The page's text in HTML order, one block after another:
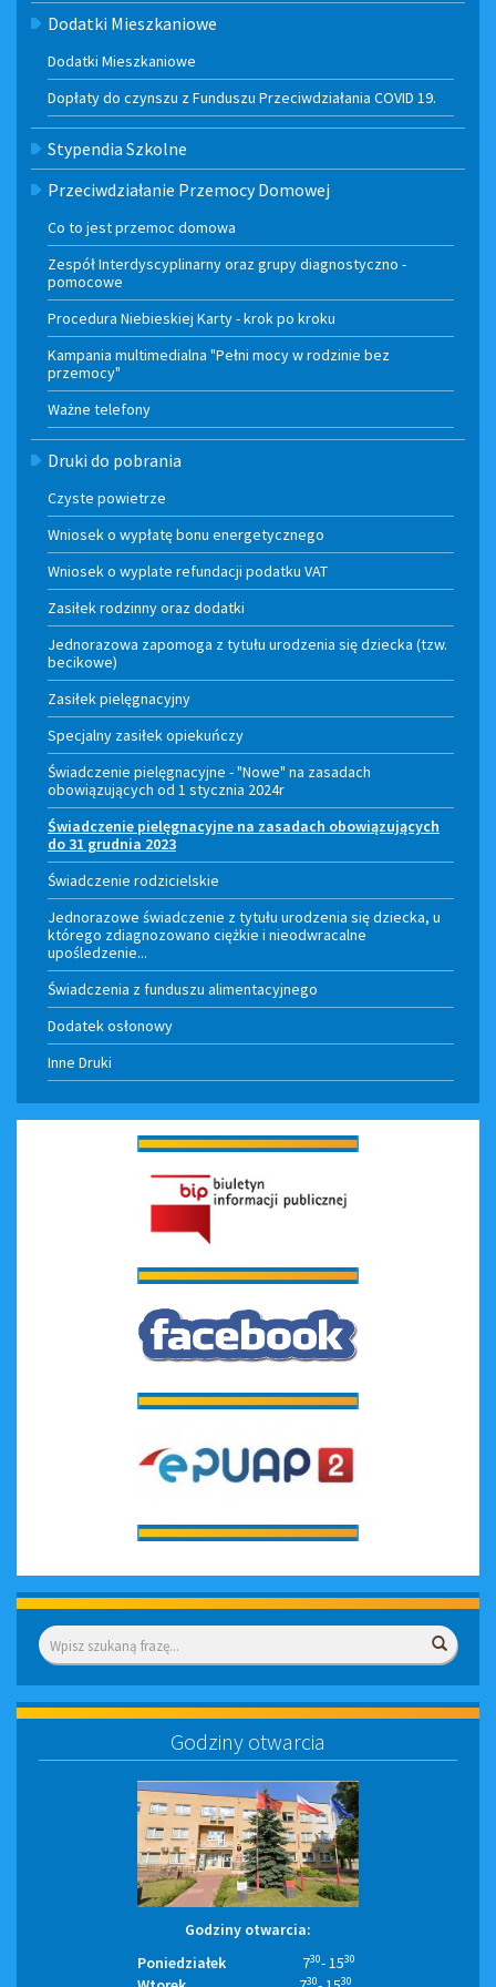
Dodatki Mieszkaniowe
Dodatki Mieszkaniowe
Dopłaty do czynszu z Funduszu Przeciwdziałania COVID 19.
Stypendia Szkolne
Przeciwdziałanie Przemocy Domowej
Co to jest przemoc domowa
Zespół Interdyscyplinarny oraz grupy diagnostyczno -
pomocowe
Procedura Niebieskiej Karty - krok po kroku
Kampania multimedialna "Pełni mocy w rodzinie bez
przemocy"
Ważne telefony
Druki do pobrania
Czyste powietrze
Wniosek o wypłatę bonu energetycznego
Wniosek o wyplate refundacji podatku VAT
Zasiłek rodzinny oraz dodatki
Jednorazowa zapomoga z tytułu urodzenia się dziecka (tzw.
becikowe)
Zasiłek pielęgnacyjny
Specjalny zasiłek opiekuńczy
Świadczenie pielęgnacyjne - "Nowe" na zasadach
obowiązujących od 1 stycznia 2024r
Świadczenie pielęgnacyjne na zasadach obowiązujących
do 31 grudnia 2023
Świadczenie rodzicielskie
Jednorazowe świadczenie z tytułu urodzenia się dziecka, u
którego zdiagnozowano ciężkie i nieodwracalne
upośledzenie...
Świadczenia z funduszu alimentacyjnego
Dodatek osłonowy
Inne Druki
Wyszukiwarka
Godziny otwarcia
Godziny otwarcia:
Poniedziałek 730- 1530
30 30